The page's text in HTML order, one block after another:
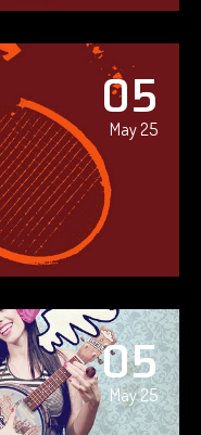
05
May 25
05
May 25